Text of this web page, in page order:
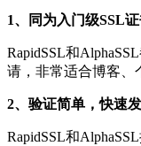
1、同为入门级SSL
RapidSSL和
请，非常适合博客、
2、验证简单，快速
RapidSSL和